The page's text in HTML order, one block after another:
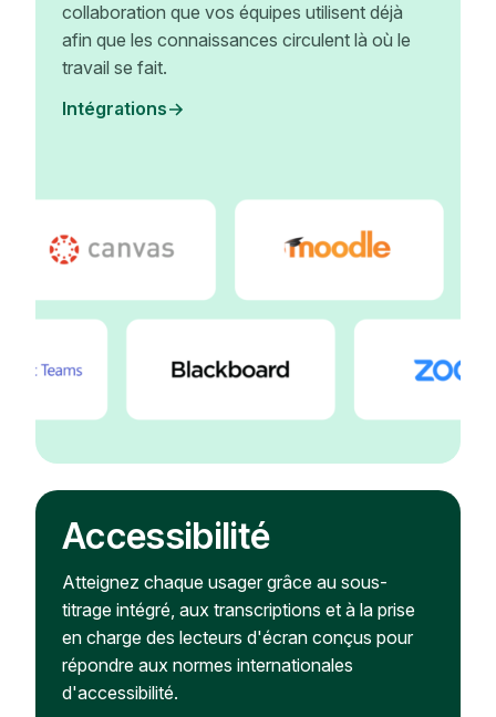
collaboration que vos équipes utilisent déjà
afin que les connaissances circulent là où le
travail se fait.
Intégrations
Accessibilité
Atteignez chaque usager grâce au sous-
titrage intégré, aux transcriptions et à la prise
en charge des lecteurs d'écran conçus pour
répondre aux normes internationales
d'accessibilité.